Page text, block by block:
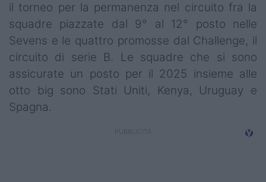
il torneo per la permanenza nel circuito fra la
squadre piazzate dal 9° al 12° posto nelle
Sevens e le quattro promosse dal Challenge, il
circuito di serie B. Le squadre che si sono
assicurate un posto per il 2025 insieme alle
otto big sono Stati Uniti, Kenya, Uruguay e
Spagna.